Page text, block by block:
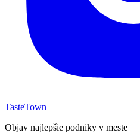
TasteTown
Objav najlepšie podniky v meste